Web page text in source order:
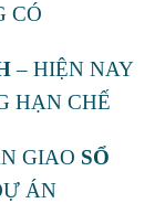
CÓ
– HIỆN NAY
HẠN CHẾ
GIAO SỔ
ÁN